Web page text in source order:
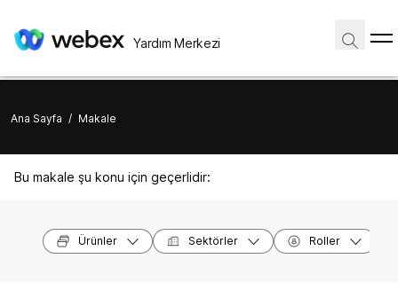
Yardım Merkezi
Ana Sayfa / Makale
Bu makale şu konu için geçerlidir:
Ürünler Sektörler Roller